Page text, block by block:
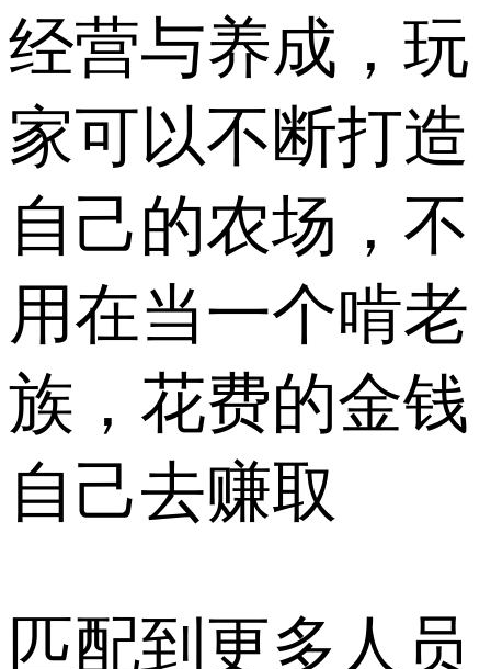
经营与养成，玩
家可以不断打造
自己的农场，不
用在当一个啃老
族，花费的金钱
自己去赚取
匹配到更多人员